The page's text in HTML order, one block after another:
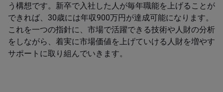
う構想です。新卒で入社した人が毎年職能を上げることが
できれば、30歳には年収900万円が達成可能になります。
これを一つの指針に、市場で活躍できる技術や人財の分析
をしながら、着実に市場価値を上げていける人財を増やす
サポートに取り組んでいきます。